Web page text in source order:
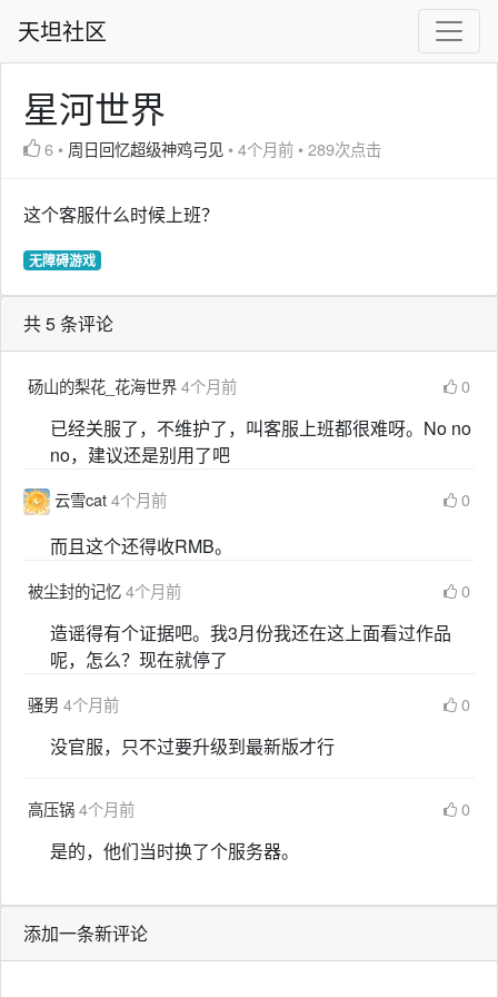
天坦社区
星河世界
6 • 周日回忆超级神鸡弓见 •4个月前 •289次点击
这个客服什么时候上班？
无障碍游戏
共 5 条评论
砀山的梨花_花海世界4个月前 0
已经关服了，不维护了，叫客服上班都很难呀。No no
no，建议还是别用了吧
云雪cat4个月前 0
而且这个还得收RMB。
被尘封的记忆4个月前 0
造谣得有个证据吧。我3月份我还在这上面看过作品
呢，怎么？现在就停了
骚男 4个月前 0
没官服，只不过要升级到最新版才行
高压锅4个月前 0
是的，他们当时换了个服务器。
添加一条新评论